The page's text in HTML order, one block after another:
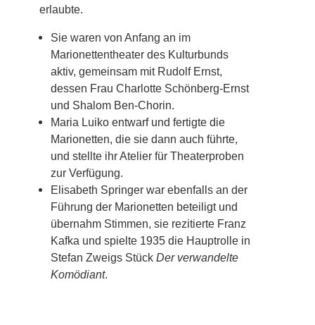
erlaubte.
Sie waren von Anfang an im
Marionettentheater des Kulturbunds
aktiv, gemeinsam mit Rudolf Ernst,
dessen Frau Charlotte Schönberg-Ernst
und Shalom Ben-Chorin.
Maria Luiko entwarf und fertigte die
Marionetten, die sie dann auch führte,
und stellte ihr Atelier für Theaterproben
zur Verfügung.
Elisabeth Springer war ebenfalls an der
Führung der Marionetten beteiligt und
übernahm Stimmen, sie rezitierte Franz
Kafka und spielte 1935 die Hauptrolle in
Stefan Zweigs Stück Der verwandelte
Komödiant.